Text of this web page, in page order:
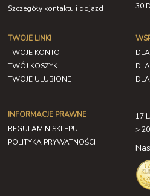
Szczegóły kontaktu i dojazd
30
TWOJE LINKI
TWOJE KONTO
TWÓJ KOSZYK
TWOJE ULUBIONE
INFORMACJE PRAWNE
REGULAMIN SKLEPU
POLITYKA PRYWATNOŚCI
17
>